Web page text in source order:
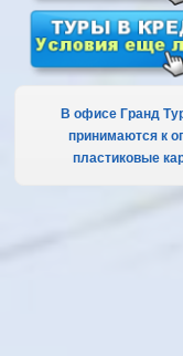
В офисе Гранд
принимаются к
пластиковые